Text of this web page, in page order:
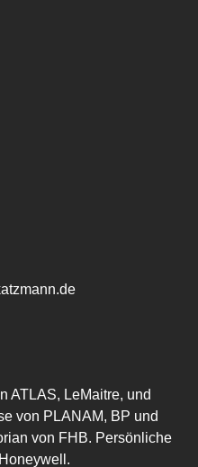
ATLAS, LeMaitre, und
von PLANAM, BP und
von FHB. Persönliche